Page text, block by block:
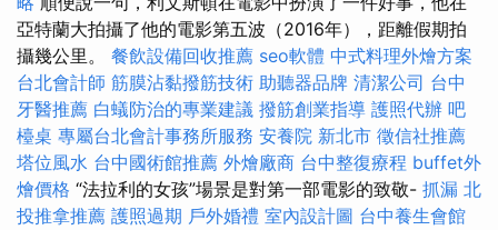
亞特蘭大拍攝了他的電影第五波（2016年），距離假期拍
攝幾公里。 餐飲設備回收推薦 seo軟體 中式料理外燴方案
台北會計師 筋膜沾黏撥筋技術 助聽器品牌 清潔公司 台中
牙醫推薦 白蟻防治的專業建議 撥筋創業指導 護照代辦 吧
檯桌 專屬台北會計事務所服務 安養院 新北市 徵信社推薦
塔位風水 台中國術館推薦 外燴廠商 台中整復療程 buffet外
燴價格 “法拉利的女孩”場景是對第一部電影的致敬- 抓漏 北
投推拿推薦 護照過期 戶外婚禮 室內設計圖 台中養生會館